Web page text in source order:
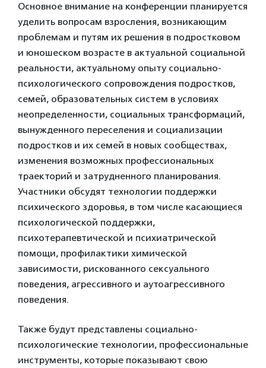
Основное внимание на конференции планируется
уделить вопросам взросления, возникающим
проблемам и путям их решения в подростковом
и юношеском возрасте в актуальной социальной
реальности, актуальному опыту социально-
психологического сопровождения подростков,
семей, образовательных систем в условиях
неопределенности, социальных трансформаций,
вынужденного переселения и социализации
подростков и их семей в новых сообществах,
изменения возможных профессиональных
траекторий и затрудненного планирования.
Участники обсудят технологии поддержки
психического здоровья, в том числе касающиеся
психологической поддержки,
психотерапевтической и психиатрической
помощи, профилактики химической
зависимости, рискованного сексуального
поведения, агрессивного и аутоагрессивного
поведения.
Также будут представлены социально-
психологические технологии, профессиональные
инструменты, которые показывают свою